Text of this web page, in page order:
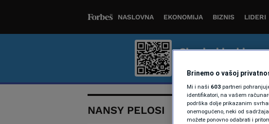
NASLOVNA EKONOMIJA BIZNIS LIDERI
Skeniraj kod i
Bolje iskustvo čitanja
NANSY PELOSI
Brinemo o vašoj
Mi i naši 603 partneri
identifikatori, na vašem
podrška dolje prikazanim
onemogućeno, neki od
možete ponovno odabrati i